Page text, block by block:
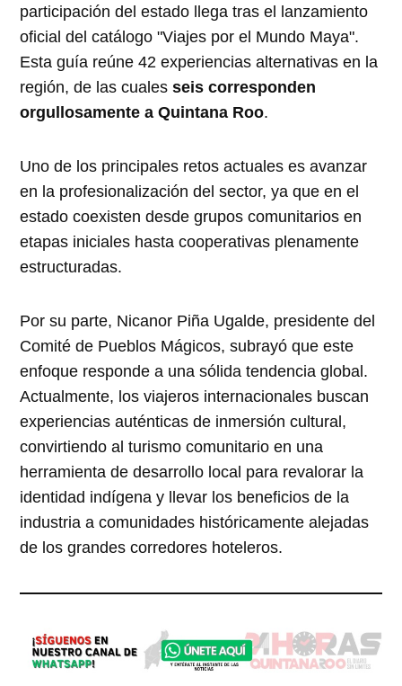
participación del estado llega tras el lanzamiento
oficial del catálogo "Viajes por el Mundo Maya".
Esta guía reúne 42 experiencias alternativas en la
región, de las cualesseis corresponden
orgullosamente a Quintana Roo.
Uno de los principales retos actuales es avanzar
en la profesionalización del sector, ya que en el
estado coexisten desde grupos comunitarios en
etapas iniciales hasta cooperativas plenamente
estructuradas.
Por su parte, Nicanor Piña Ugalde, presidente del
Comité de Pueblos Mágicos, subrayó que este
enfoque responde a una sólida tendencia global.
Actualmente, los viajeros internacionales buscan
experiencias auténticas de inmersión cultural,
convirtiendo al turismo comunitario en una
herramienta de desarrollo local para revalorar la
identidad indígena y llevar los beneficios de la
industria a comunidades históricamente alejadas
de los grandes corredores hoteleros.